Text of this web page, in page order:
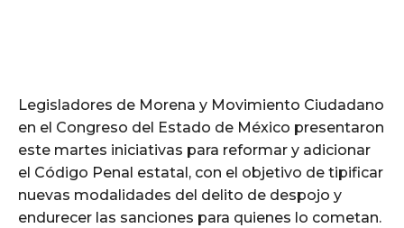
Legisladores de Morena y Movimiento Ciudadano
en el Congreso del Estado de México presentaron
este martes iniciativas para reformar y adicionar
el Código Penal estatal, con el objetivo de tipificar
nuevas modalidades del delito de despojo y
endurecer las sanciones para quienes lo cometan.